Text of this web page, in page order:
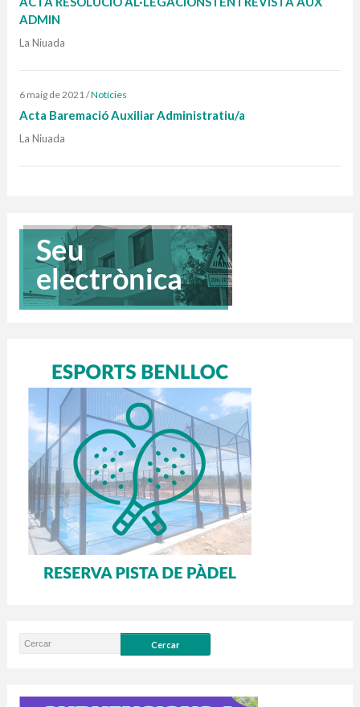
ADMIN
La Niuada
6 maig de 2021/Notícies
Acta Baremació Auxiliar Administratiu/a
La Niuada